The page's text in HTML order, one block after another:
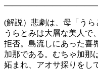
(解説）悲劇は、母「う
うらとみは大層な美人で
拒否。島流しにあった喜
加那である。むちゃ加那
妬まれ、アオサ採りをし